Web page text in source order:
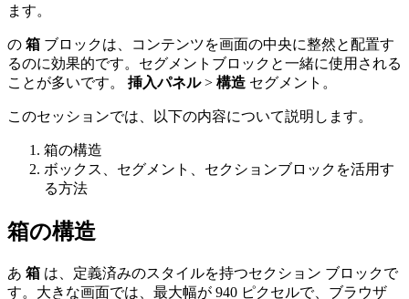
ます。
の 箱 ブロックは、コンテンツを画面の中央に整然と配置す
るのに効果的です。セグメントブロックと一緒に使用される
ことが多いです。 挿入パネル> 構造 セグメント。
このセッションでは、以下の内容について説明します。
箱の構造
ボックス、セグメント、セクションブロックを活用す
る方法
箱の構造
あ 箱 は、定義済みのスタイルを持つセクション ブロックで
す。大きな画面では、最大幅が 940 ピクセルで、ブラウザ